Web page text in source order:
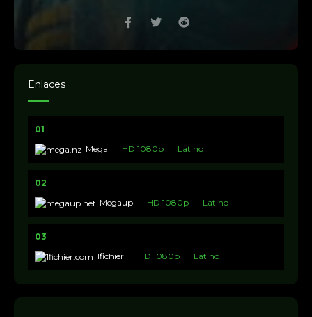
Enlaces
01
Mega
HD 1080p Latino
02
Megaup
HD 1080p Latino
03
1fichier
HD 1080p Latino